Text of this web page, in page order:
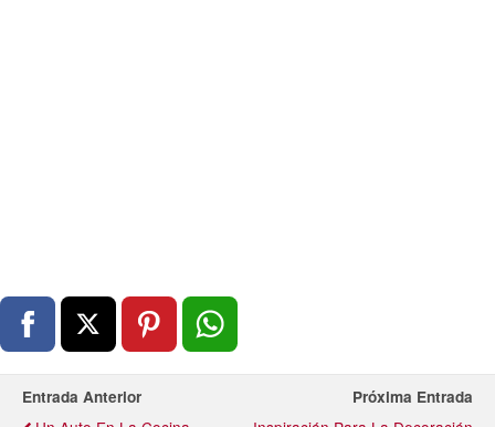
Entrada Anterior Próxima Entrada